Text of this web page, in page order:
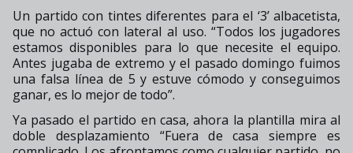
Un partido con tintes diferentes para el ‘3’ albacetista,
que no actuó con lateral al uso. “Todos los jugadores
estamos disponibles para lo que necesite el equipo.
Antes jugaba de extremo y el pasado domingo fuimos
una falsa línea de 5 y estuve cómodo y conseguimos
ganar, es lo mejor de todo”.
Ya pasado el partido en casa, ahora la plantilla mira al
doble desplazamiento “Fuera de casa siempre es